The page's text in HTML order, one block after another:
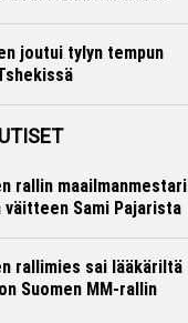
joutui tylyn tempun
rallin maailmanmestari
väitteen Sami Pajarista
rallimies sai lääkäriltä
Suomen MM-rallin